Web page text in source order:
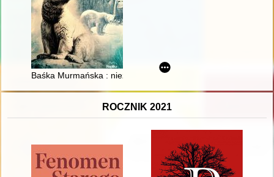
Baśka Murmańska : niezwykła niedźwiedzica Wojska Polskiego
ROCZNIK 2021